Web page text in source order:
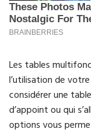
Les tables
l’utilisation de
considérer une
d’appoint ou qui
options vous